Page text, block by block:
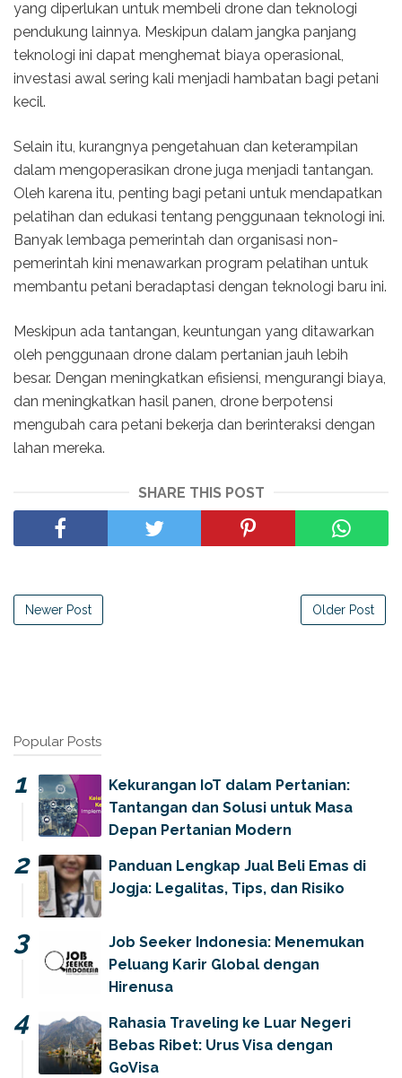
yang diperlukan untuk membeli drone dan teknologi
pendukung lainnya. Meskipun dalam jangka panjang
teknologi ini dapat menghemat biaya operasional,
investasi awal sering kali menjadi hambatan bagi petani
kecil.
Selain itu, kurangnya pengetahuan dan keterampilan
dalam mengoperasikan drone juga menjadi tantangan.
Oleh karena itu, penting bagi petani untuk mendapatkan
pelatihan dan edukasi tentang penggunaan teknologi ini.
Banyak lembaga pemerintah dan organisasi non-
pemerintah kini menawarkan program pelatihan untuk
membantu petani beradaptasi dengan teknologi baru ini.
Meskipun ada tantangan, keuntungan yang ditawarkan
oleh penggunaan drone dalam pertanian jauh lebih
besar. Dengan meningkatkan efisiensi, mengurangi biaya,
dan meningkatkan hasil panen, drone berpotensi
mengubah cara petani bekerja dan berinteraksi dengan
lahan mereka.
SHARE THIS POST
Newer Post Older Post
Popular Posts
Kekurangan IoT dalam Pertanian:
Tantangan dan Solusi untuk Masa
Depan Pertanian Modern
Panduan Lengkap Jual Beli Emas di
Jogja: Legalitas, Tips, dan Risiko
Job Seeker Indonesia: Menemukan
Peluang Karir Global dengan
Hirenusa
Rahasia Traveling ke Luar Negeri
Bebas Ribet: Urus Visa dengan
GoVisa